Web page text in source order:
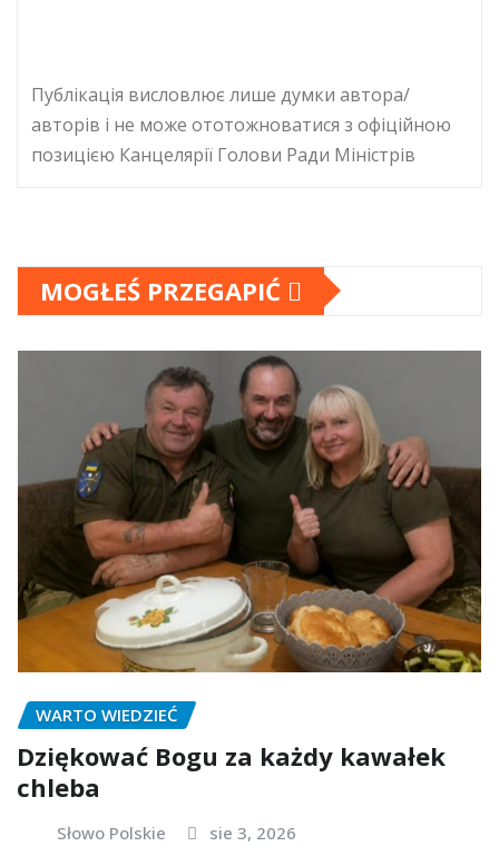
Публікація висловлює лише думки автора/
авторів і не може ототожноватися з офіційною
позицією Канцелярії Голови Ради Міністрів
MOGŁEŚ PRZEGAPIĆ
WARTO WIEDZIEĆ
Dziękować Bogu za każdy kawałek
chleba
Słowo Polskie sie 3, 2026